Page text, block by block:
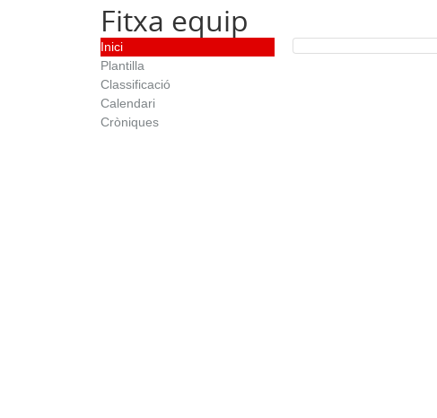
Fitxa equip
Inici
Plantilla
Classificació
Calendari
Cròniques